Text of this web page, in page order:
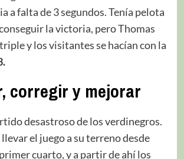
a falta de 3 segundos. Tenía pelota
la victoria, pero Thomas
y los visitantes se hacían con la
corregir y mejorar
desastroso de los verdinegros.
el juego a su terreno desde
cuarto, y a partir de ahí los